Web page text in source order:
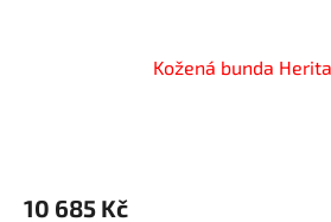
Kožená bunda
10 685 Kč